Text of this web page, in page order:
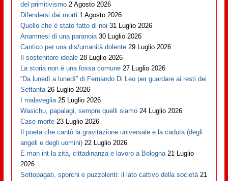
del primitivismo 2 Agosto 2026
Difendersi dai morti 1 Agosto 2026
Quello che è stato fatto di noi 31 Luglio 2026
Anamnesi di una paranoia 30 Luglio 2026
Cantico per una dis/umanità dolente 29 Luglio 2026
Il sostenitore ideale 28 Luglio 2026
La storia non è una fossa comune 27 Luglio 2026
“Da lunedì a lunedì” di Fernando Di Leo per guardare ai resti dei
Settanta 26 Luglio 2026
I malaveglia 25 Luglio 2026
Wasichu, papalagi, sempre quelli siamo 24 Luglio 2026
Case morte 23 Luglio 2026
Il poeta che cantò la gravitazione universale e la caduta (degli
angeli e degli uomini) 22 Luglio 2026
E man int la zità, cittadinanza e lavoro a Bologna 21 Luglio
2026
Sottopagati, sporchi e puzzolenti: il lato cattivo della società 21